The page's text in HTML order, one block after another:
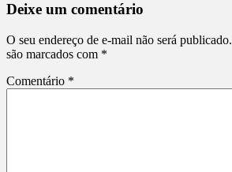
Deixe um comentário
O seu endereço de e-mail não será publicado.
são marcados com *
Comentário *